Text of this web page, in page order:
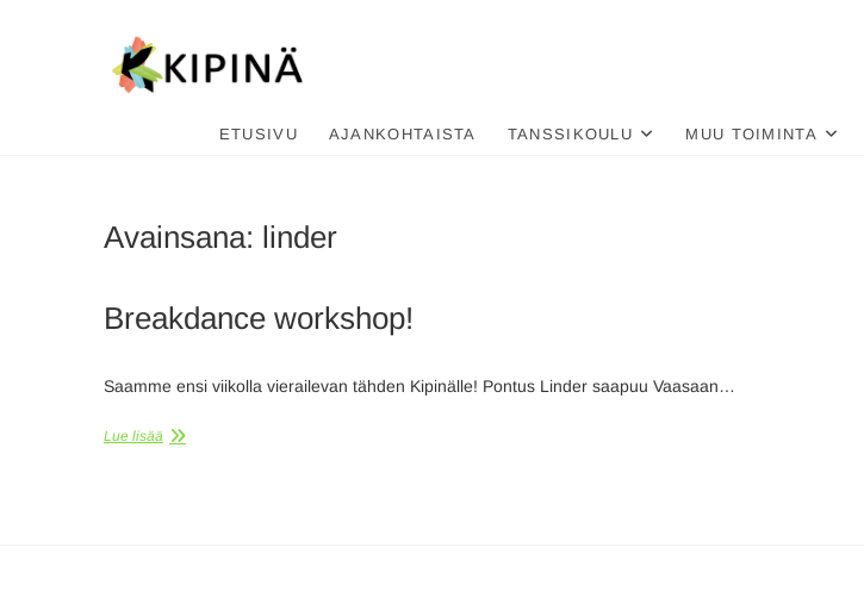
ETUSIVU AJANKOHTAISTA TANSSIKOULU MUU TOIMINTA
Avainsana: linder
Breakdance workshop!
Saamme ensi viikolla vierailevan tähden Kipinälle! Pontus Linder saapuu Vaasaan…
Lue lisää